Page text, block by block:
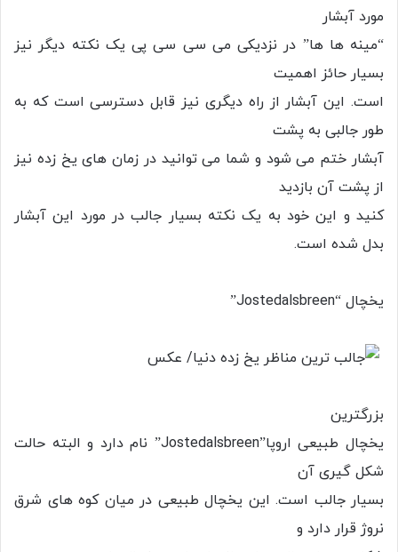
مورد آبشار
“مینه ها ها” در نزدیکی می سی سی پی یک نکته دیگر نیز
بسیار حائز اهمیت
است. این آبشار از راه دیگری نیز قابل دسترسی است که به
طور جالبی به پشت
آبشار ختم می شود و شما می توانید در زمان های یخ زده نیز
از پشت آن بازدید
کنید و این خود به یک نکته بسیار جالب در مورد این آبشار
بدل شده است.
یخچال “Jostedalsbreen”
بزرگترین
یخچال طبیعی اروپا”Jostedalsbreen” نام دارد و البته حالت
شکل گیری آن
بسیار جالب است. این یخچال طبیعی در میان کوه های شرق
نروژ قرار دارد و